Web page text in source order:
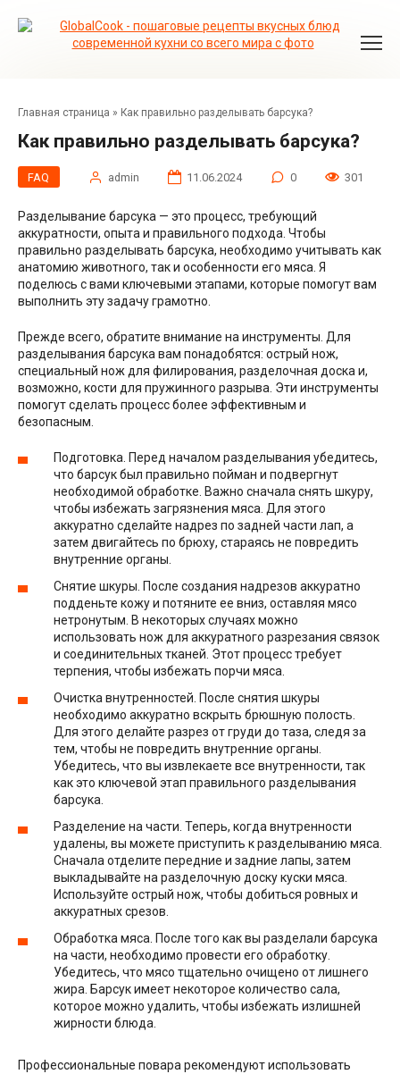
Главная страница » Как правильно разделывать барсука?
Как правильно разделывать барсука?
FAQ admin 11.06.2024 0 301
Разделывание барсука — это процесс, требующий
аккуратности, опыта и правильного подхода. Чтобы
правильно разделывать барсука, необходимо учитывать как
анатомию животного, так и особенности его мяса. Я
поделюсь с вами ключевыми этапами, которые помогут вам
выполнить эту задачу грамотно.
Прежде всего, обратите внимание на инструменты. Для
разделывания барсука вам понадобятся: острый нож,
специальный нож для филирования, разделочная доска и,
возможно, кости для пружинного разрыва. Эти инструменты
помогут сделать процесс более эффективным и
безопасным.
Подготовка. Перед началом разделывания убедитесь,
что барсук был правильно пойман и подвергнут
необходимой обработке. Важно сначала снять шкуру,
чтобы избежать загрязнения мяса. Для этого
аккуратно сделайте надрез по задней части лап, а
затем двигайтесь по брюху, стараясь не повредить
внутренние органы.
Снятие шкуры. После создания надрезов аккуратно
подденьте кожу и потяните ее вниз, оставляя мясо
нетронутым. В некоторых случаях можно
использовать нож для аккуратного разрезания связок
и соединительных тканей. Этот процесс требует
терпения, чтобы избежать порчи мяса.
Очистка внутренностей. После снятия шкуры
необходимо аккуратно вскрыть брюшную полость.
Для этого делайте разрез от груди до таза, следя за
тем, чтобы не повредить внутренние органы.
Убедитесь, что вы извлекаете все внутренности, так
как это ключевой этап правильного разделывания
барсука.
Разделение на части. Теперь, когда внутренности
удалены, вы можете приступить к разделыванию мяса.
Сначала отделите передние и задние лапы, затем
выкладывайте на разделочную доску куски мяса.
Используйте острый нож, чтобы добиться ровных и
аккуратных срезов.
Обработка мяса. После того как вы разделали барсука
на части, необходимо провести его обработку.
Убедитесь, что мясо тщательно очищено от лишнего
жира. Барсук имеет некоторое количество сала,
которое можно удалить, чтобы избежать излишней
жирности блюда.
Профессиональные повара рекомендуют использовать